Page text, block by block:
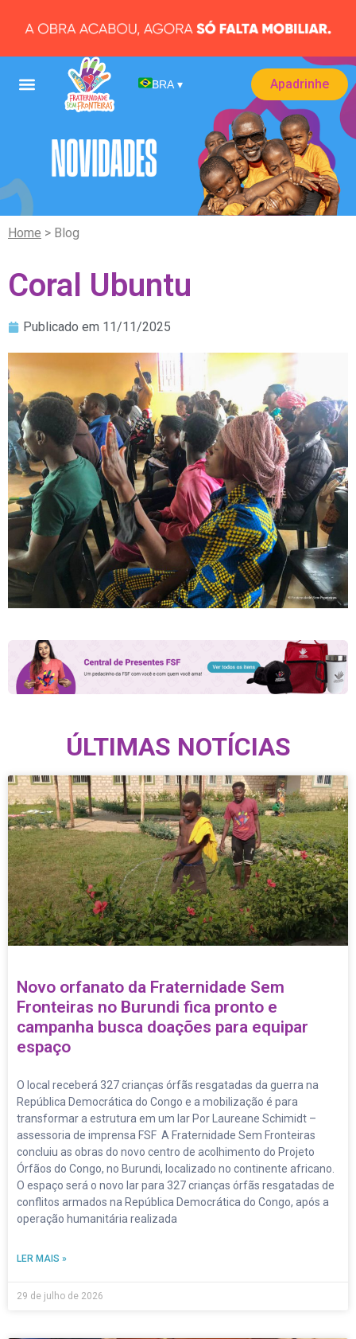
BRA ▾ Apadrinhe
Home > Blog
Coral Ubuntu
Publicado em 11/11/2025
ÚLTIMAS NOTÍCIAS
Novo orfanato da Fraternidade Sem
Fronteiras no Burundi fica pronto e
campanha busca doações para equipar
espaço
O local receberá 327 crianças órfãs resgatadas da guerra na
República Democrática do Congo e a mobilização é para
transformar a estrutura em um lar Por Laureane Schimidt –
assessoria de imprensa FSF A Fraternidade Sem Fronteiras
concluiu as obras do novo centro de acolhimento do Projeto
Órfãos do Congo, no Burundi, localizado no continente africano.
O espaço será o novo lar para 327 crianças órfãs resgatadas de
conflitos armados na República Democrática do Congo, após a
operação humanitária realizada
LER MAIS »
29 de julho de 2026